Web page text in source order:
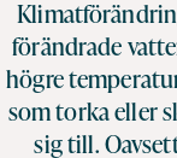
förändrade
högre
som torka eller
sig till.